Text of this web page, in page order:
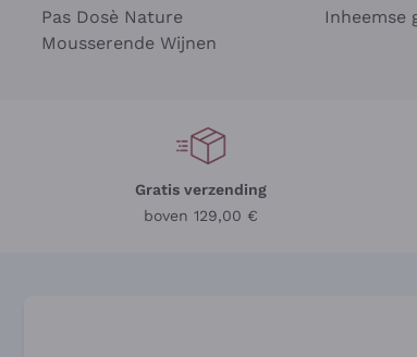
Pas Dosè Nature
Mousserende Wijnen
Inheemse
Gratis verzending
boven 129,00 €